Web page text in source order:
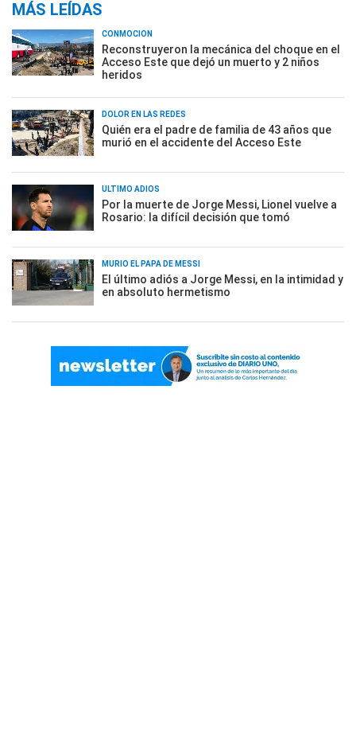
MÁS LEÍDAS
CONMOCIÓN
Reconstruyeron la mecánica del choque en el
Acceso Este que dejó un muerto y 2 niños
heridos
DOLOR EN LAS REDES
Quién era el padre de familia de 43 años que
murió en el accidente del Acceso Este
ÚLTIMO ADIÓS
Por la muerte de Jorge Messi, Lionel vuelve a
Rosario: la difícil decisión que tomó
MURIÓ EL PAPÁ DE MESSI
El último adiós a Jorge Messi, en la intimidad y
en absoluto hermetismo